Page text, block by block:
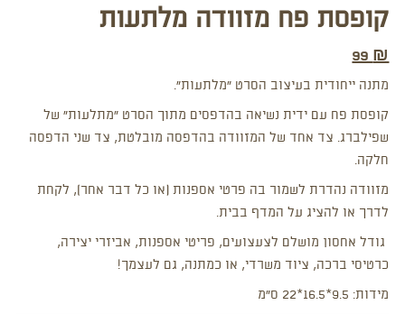
קופסת פח מזוודה מלתעות
99 ₪
מתנה ייחודית בעיצוב הסרט “מלתעות”.
קופסת פח עם ידית נשיאה בהדפסים מתוך הסרט “מתלעות” של
שפילברג. צד אחד של המזוודה בהדפסה מובלטת, צד שני הדפסה
חלקה.
מזוודה נהדרת לשמור בה פרטי אספנות (או כל דבר אחר), לקחת
לדרך או להציג על המדף בבית.
גודל אחסון מושלם לצעצועים, פריטי אספנות, אביזרי יצירה,
כרטיסי ברכה, ציוד משרדי, או כמתנה, גם לעצמך!
מידות: 9.5*16.5*22 ס”מ